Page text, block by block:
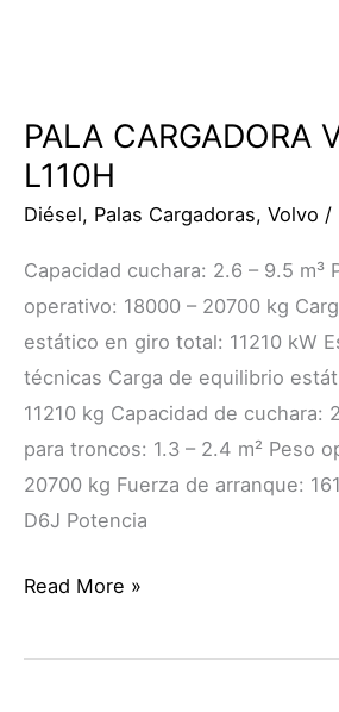
PALA CARGADORA
L110H
Diésel, Palas Cargadoras, Volvo /
Capacidad cuchara: 2.6 – 9.5 m³
operativo: 18000 – 20700 kg
estático en giro total: 11210 kW
técnicas Carga de equilibrio
11210 kg Capacidad de cuchara:
para troncos: 1.3 – 2.4 m² Peso
20700 kg Fuerza de arranque:
D6J Potencia
Read More »